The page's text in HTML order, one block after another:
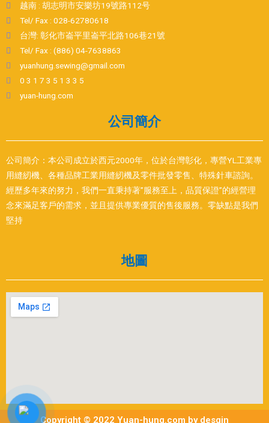
越南 : 胡志明市安樂坊19號路112号
Tel/ Fax : 028-62780618
台灣: 彰化市崙平里崙平北路106巷21號
Tel/ Fax : (886) 04-7638863
yuanhung.sewing@gmail.com
0 3 1 7 3 5 1 3 3 5
yuan-hung.com
公司簡介
公司簡介：本公司成立於西元2000年，位於台灣彰化，專營YL工業專
用縫紉機、各種品牌工業用縫紉機及零件批發零售、特殊針車諮詢。
經歷多年來的努力，我們一直秉持著”服務至上，品質保證”的經營理
念來滿足客戶的需求，並且提供專業優質的售後服務。零缺點是我們
堅持
地圖
Copyright © 2022 Yuan-hung.com by desgin